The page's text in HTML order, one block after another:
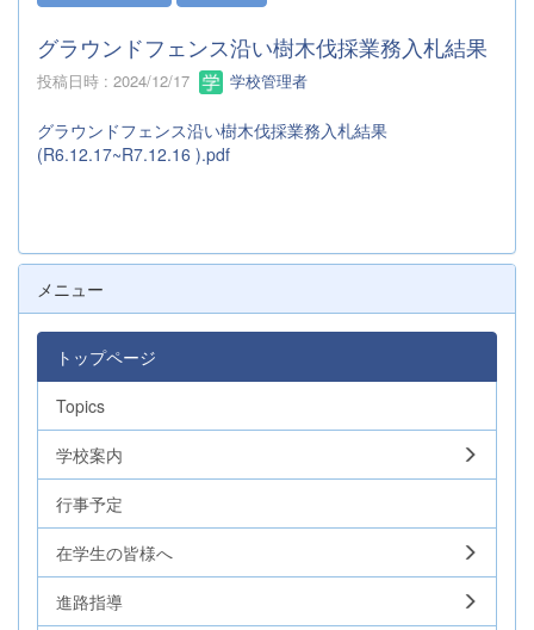
グラウンドフェンス沿い樹木伐採業務入札結果
投稿日時 : 2024/12/17 学校管理者
グラウンドフェンス沿い樹木伐採業務入札結果
(R6.12.17~R7.12.16 ).pdf
メニュー
トップページ
Topics
学校案内
行事予定
在学生の皆様へ
進路指導